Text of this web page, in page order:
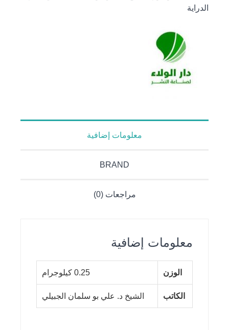
الدراية
معلومات إضافية
BRAND
مراجعات (0)
معلومات إضافية
الوزن 0.25 كيلوجرام
الكاتب الشيخ د. علي بو سلمان الجبيلي